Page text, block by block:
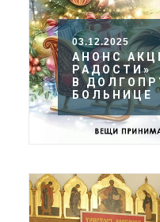
03.12.2025
АНОНС
РАДОСТИ»
В
БОЛЬНИЦЕ